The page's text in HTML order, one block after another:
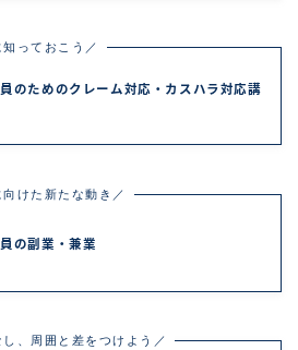
っておこう／
のためのクレーム対応・カスハラ対応講
けた新たな動き／
の副業・兼業
、周囲と差をつけよう／